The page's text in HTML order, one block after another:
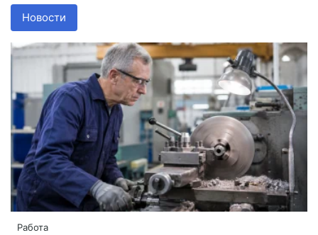
Новости
Работа